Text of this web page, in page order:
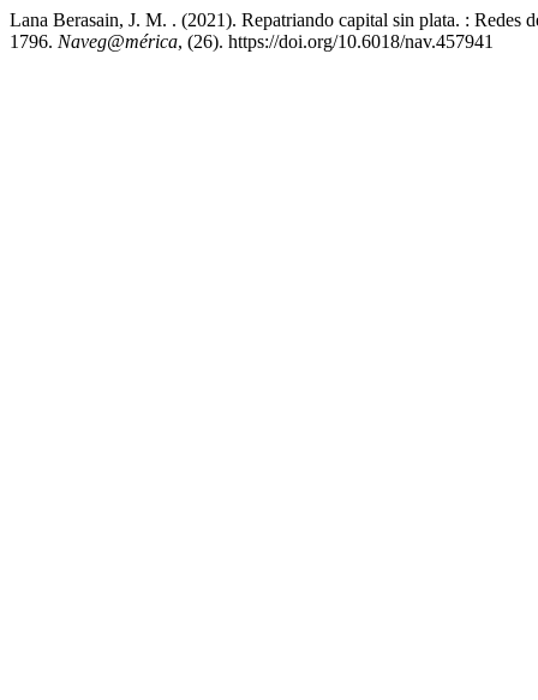
Lana Berasain, J. M. . (2021). Repatriando capital sin plata. : Redes
1796. Naveg@mérica, (26). https://doi.org/10.6018/nav.457941